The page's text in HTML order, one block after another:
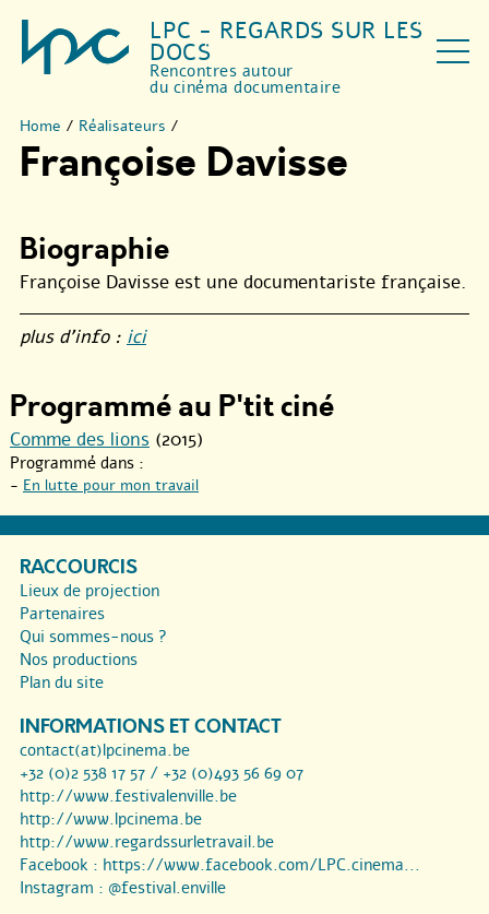
LPC - REGARDS SUR LES
DOCS
Rencontres autour
du cinéma documentaire
Home / Réalisateurs /
Françoise Davisse
Biographie
Françoise Davisse est une documentariste française.
plus d’info : ici
Programmé au P'tit ciné
Comme des lions (2015)
Programmé dans :
- En lutte pour mon travail
RACCOURCIS
Lieux de projection
Partenaires
Qui sommes-nous ?
Nos productions
Plan du site
INFORMATIONS ET CONTACT
contact(at)lpcinema.be
+32 (0)2 538 17 57 / +32 (0)493 56 69 07
http://www.festivalenville.be
http://www.lpcinema.be
http://www.regardssurletravail.be
Facebook : https://www.facebook.com/LPC.cinema...
Instagram : @festival.enville